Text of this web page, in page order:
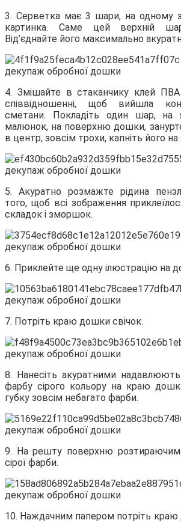
3. Серветка має 3 шари, на одному
картинка. Саме цей верхній
Від’єднайте його максимально
4. Змішайте в стаканчику клей
співвідношенні, щоб вийшла
сметани. Покладіть один шар, на
малюнок, на поверхню дошки,
в центр, зовсім трохи, капніть його
5. Акуратно розмажте рідина
того, щоб всі зображення
складок і зморшок.
6. Приклейте ще одну ілюстрацію на
7. Потріть краю дошки свічок.
8. Нанесіть акуратними
фарбу сірого кольору на краю
губку зовсім небагато фарби.
9. На решту поверхню
сірої фарби.
10. Наждачним папером потріть краю